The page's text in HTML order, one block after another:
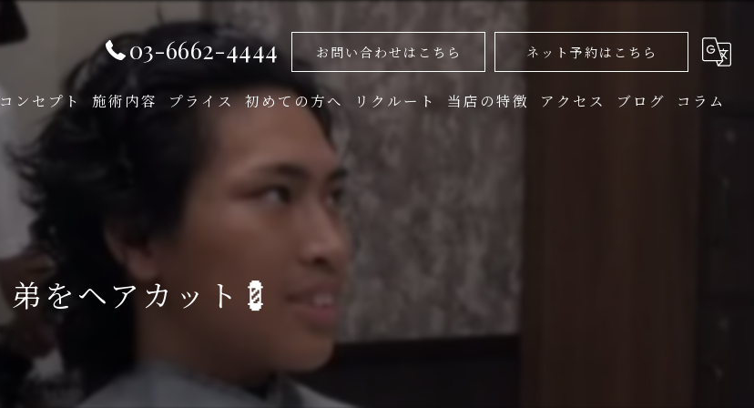
03-6662-4444 お問い合わせはこちら ネット予約はこちら
コンセプト 施術内容 プライス 初めての方へ リクルート 当店の特徴
ヘッドスパ
アクセス ブログ コラム
弟をヘアカット💈